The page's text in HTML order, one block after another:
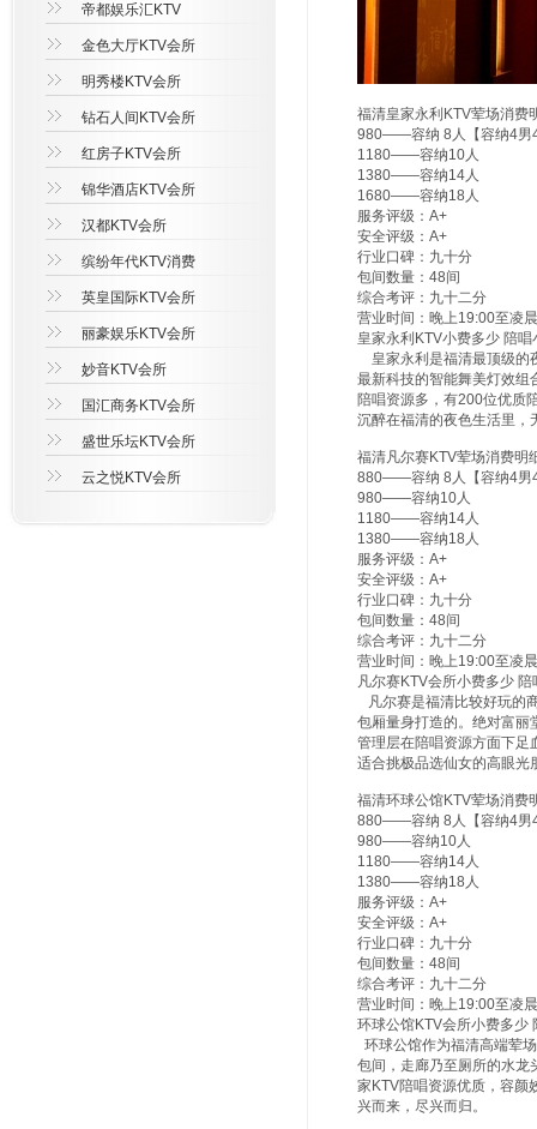
帝都娱乐汇KTV
金色大厅KTV会所
明秀楼KTV会所
钻石人间KTV会所
红房子KTV会所
锦华酒店KTV会所
汉都KTV会所
缤纷年代KTV消费
英皇国际KTV会所
丽豪娱乐KTV会所
妙音KTV会所
国汇商务KTV会所
盛世乐坛KTV会所
云之悦KTV会所
福清皇家永利KTV荤场消费
980——容纳 8人【容纳4男
1180——容纳10人
1380——容纳14人
1680——容纳18人
服务评级：A+
安全评级：A+
行业口碑：九十分
包间数量：48间
综合考评：九十二分
营业时间：晚上19:00至凌
皇家永利KTV小费多少 陪
皇家永利是福清最顶级的
最新科技的智能舞美灯效组
陪唱资源多，有200位优质
沉醉在福清的夜色生活里，
福清凡尔赛KTV荤场消费明
880——容纳 8人【容纳4男
980——容纳10人
1180——容纳14人
1380——容纳18人
服务评级：A+
安全评级：A+
行业口碑：九十分
包间数量：48间
综合考评：九十二分
营业时间：晚上19:00至凌
凡尔赛KTV会所小费多少
凡尔赛是福清比较好玩的
包厢量身打造的。绝对富丽
管理层在陪唱资源方面下足
适合挑极品选仙女的高眼光
福清环球公馆KTV荤场消费
880——容纳 8人【容纳4男
980——容纳10人
1180——容纳14人
1380——容纳18人
服务评级：A+
安全评级：A+
行业口碑：九十分
包间数量：48间
综合考评：九十二分
营业时间：晚上19:00至凌
环球公馆KTV会所小费多少
环球公馆作为福清高端荤
包间，走廊乃至厕所的水龙
家KTV陪唱资源优质，容颜
兴而来，尽兴而归。